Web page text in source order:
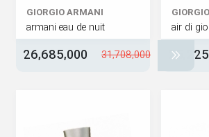
GIORGIO ARMANI
armani eau de nuit
31,708,000
26,685,000